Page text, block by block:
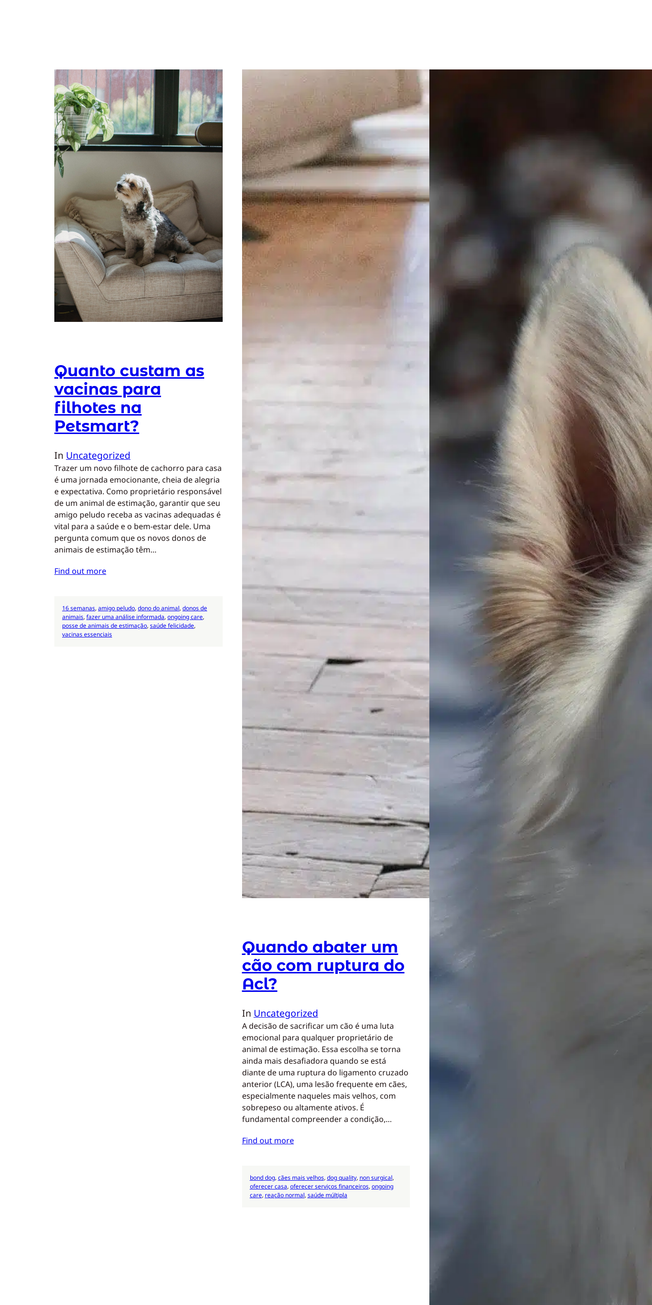
Quanto custam as
vacinas para
filhotes na
Petsmart?
In Uncategorized
Trazer um novo filhote de cachorro para casa
é uma jornada emocionante, cheia de alegria
e expectativa. Como proprietário responsável
de um animal de estimação, garantir que seu
amigo peludo receba as vacinas adequadas é
vital para a saúde e o bem-estar dele. Uma
pergunta comum que os novos donos de
animais de estimação têm…
Find out more
16 semanas, amigo peludo, dono do animal, donos de
animais, fazer uma análise informada, ongoing care
posse de animais de estimação, saúde felicidade
vacinas essenciais
Quando abater um
cão com ruptura do
Acl?
In Uncategorized
A decisão de sacrificar um cão é uma luta
emocional para qualquer proprietário de
animal de estimação. Essa escolha se torna
ainda mais desafiadora quando se está
diante de uma ruptura do ligamento cruzado
anterior (LCA), uma lesão frequente em cães,
especialmente naqueles mais velhos, com
sobrepeso ou altamente ativos. É
fundamental compreender a condição,…
Find out more
bond dog, cães mais velhos, dog quality, non surgical
oferecer casa, oferecer serviços financeiros, ongoing
care, reação normal, saúde múltipla